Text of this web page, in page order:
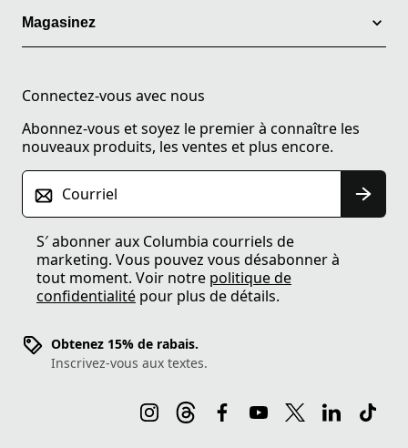
Magasinez
Connectez-vous avec nous
Abonnez-vous et soyez le premier à connaître les
nouveaux produits, les ventes et plus encore.
Courriel
S′ abonner aux Columbia courriels de
marketing. Vous pouvez vous désabonner à
tout moment. Voir notre politique de
confidentialité pour plus de détails.
Obtenez 15% de rabais.
Inscrivez-vous aux textes.